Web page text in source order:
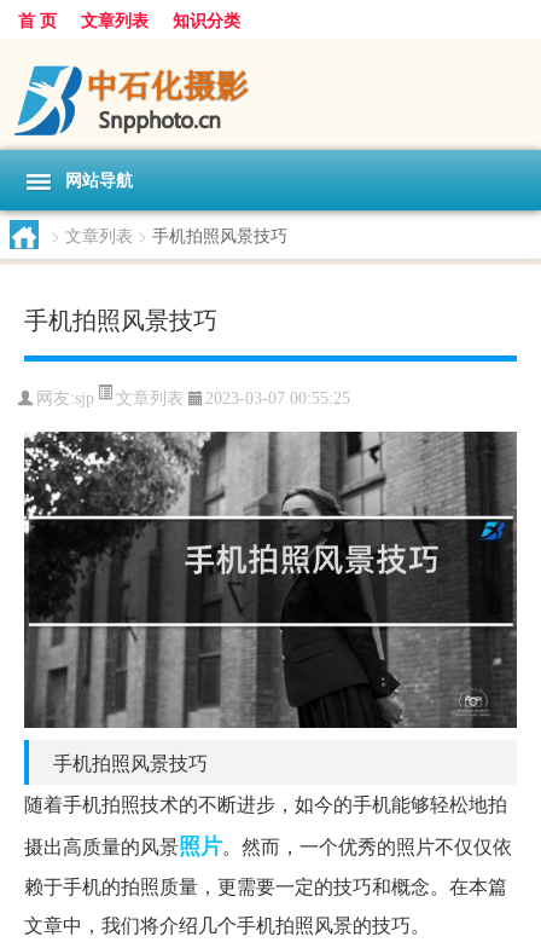
首 页 文章列表 知识分类
网站导航
> 文章列表 > 手机拍照风景技巧
手机拍照风景技巧
网友:sjp 文章列表 2023-03-07 00:55:25
手机拍照风景技巧
随着手机拍照技术的不断进步，如今的手机能够轻松地拍
摄出高质量的风景照片。然而，一个优秀的照片不仅仅依
赖于手机的拍照质量，更需要一定的技巧和概念。在本篇
文章中，我们将介绍几个手机拍照风景的技巧。